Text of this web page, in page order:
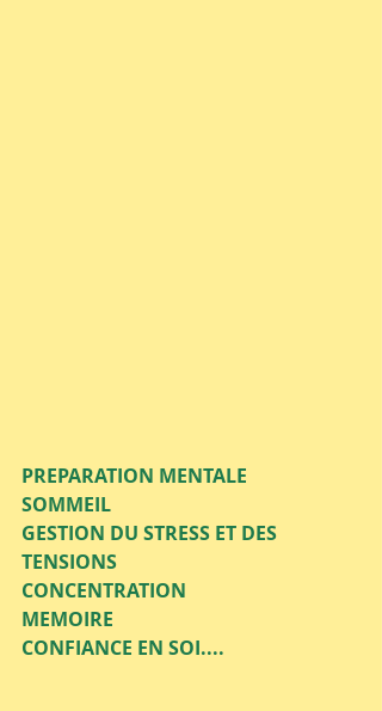
PREPARATION MENTALE
SOMMEIL
GESTION DU STRESS ET DES
TENSIONS
CONCENTRATION
MEMOIRE
CONFIANCE EN SOI....